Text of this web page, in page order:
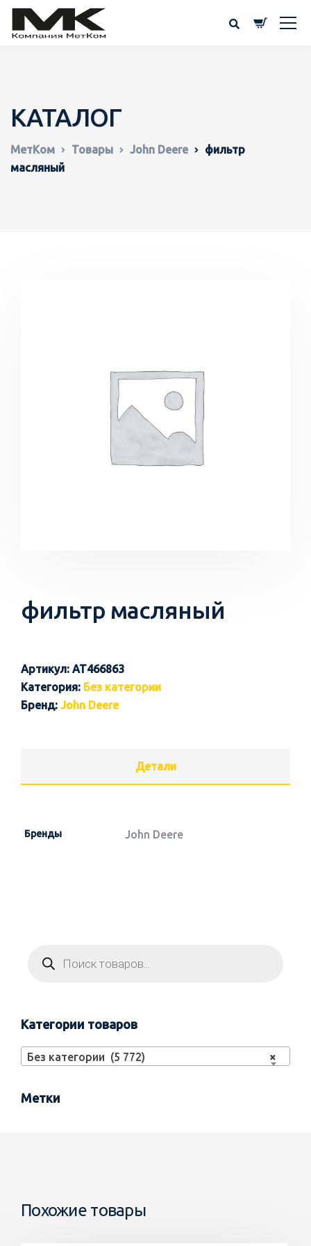
КАТАЛОГ
МетКом Товары John Deere
фильтр
масляный
фильтр масляный
Артикул: AT466863
Категория: Без категории
Бренд: John Deere
Детали
Бренды John Deere
Категории товаров
×
Без категории (5 772)
Метки
Похожие товары